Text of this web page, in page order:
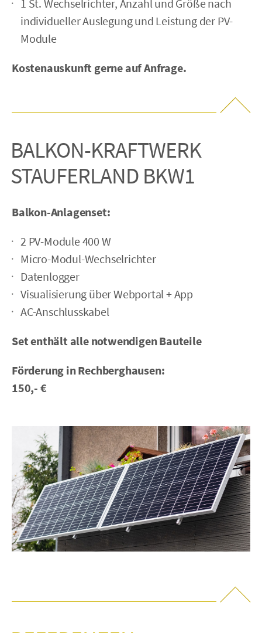
1 St. Wechselrichter, Anzahl und Größe nach
individueller Auslegung und Leistung der PV-
Module
Kostenauskunft gerne auf Anfrage.
BALKON-KRAFTWERK
STAUFERLAND BKW1
Balkon-Anlagenset:
2 PV-Module 400 W
Micro-Modul-Wechselrichter
Datenlogger
Visualisierung über Webportal + App
AC-Anschlusskabel
Set enthält alle notwendigen Bauteile
Förderung in Rechberghausen:
150,- €